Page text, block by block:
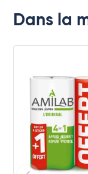
Dans la